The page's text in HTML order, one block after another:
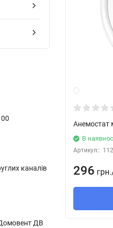
каналів
ДВ
Анемостат
В
Артикул::
296 грн.